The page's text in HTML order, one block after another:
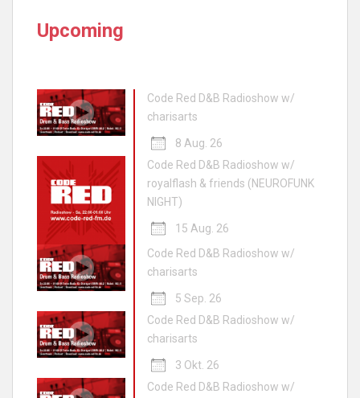
Upcoming
Code Red D&B Radioshow w/
charisarts
8 Aug. 26
Code Red D&B Radioshow w/
royalflash & friends (NEUROFUNK
NIGHT)
15 Aug. 26
Code Red D&B Radioshow w/
charisarts
5 Sep. 26
Code Red D&B Radioshow w/
charisarts
3 Okt. 26
Code Red D&B Radioshow w/